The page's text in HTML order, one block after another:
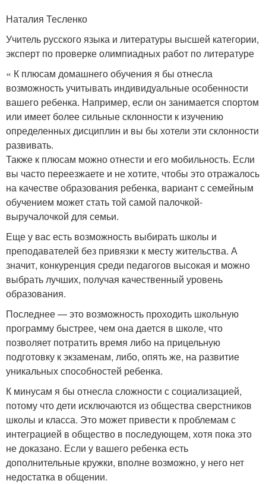
Наталия Тесленко
Учитель русского языка и литературы высшей категории,
эксперт по проверке олимпиадных работ по литературе
« К плюсам домашнего обучения я бы отнесла
возможность учитывать индивидуальные особенности
вашего ребенка. Например, если он занимается спортом
или имеет более сильные склонности к изучению
определенных дисциплин и вы бы хотели эти склонности
развивать.
Также к плюсам можно отнести и его мобильность. Если
вы часто переезжаете и не хотите, чтобы это отражалось
на качестве образования ребенка, вариант с семейным
обучением может стать той самой палочкой-
выручалочкой для семьи.
Еще у вас есть возможность выбирать школы и
преподавателей без привязки к месту жительства. А
значит, конкуренция среди педагогов высокая и можно
выбрать лучших, получая качественный уровень
образования.
Последнее — это возможность проходить школьную
программу быстрее, чем она дается в школе, что
позволяет потратить время либо на прицельную
подготовку к экзаменам, либо, опять же, на развитие
уникальных способностей ребенка.
К минусам я бы отнесла сложности с социализацией,
потому что дети исключаются из общества сверстников
школы и класса. Это может привести к проблемам с
интеграцией в общество в последующем, хотя пока это
не доказано. Если у вашего ребенка есть
дополнительные кружки, вполне возможно, у него нет
недостатка в общении.